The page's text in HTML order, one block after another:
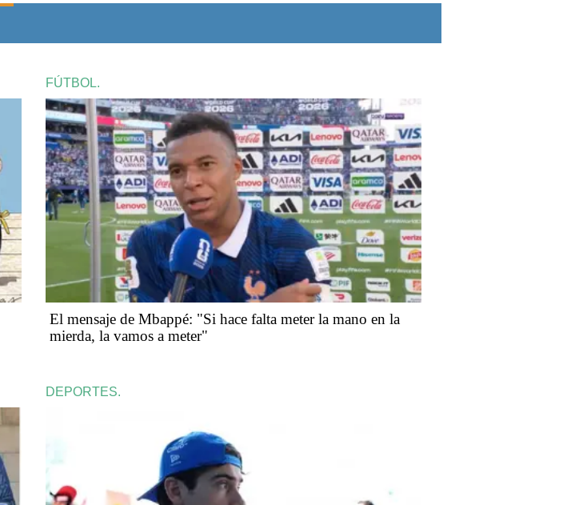
FÚTBOL.
El mensaje de Mbappé: "Si hace falta meter la mano en la
mierda, la vamos a meter"
DEPORTES.